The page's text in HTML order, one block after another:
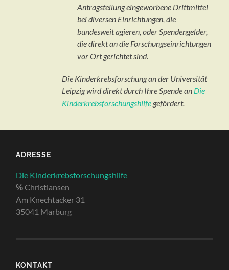
Antragstellung eingeworbene Drittmittel
bei diversen Einrichtungen, die
bundesweit agieren, oder Spendengelder,
die direkt an die Forschungseinrichtungen
vor Ort gerichtet sind.
Die Kinderkrebsforschung an der Universität
Leipzig wird direkt durch Ihre Spende an Die
Kinderkrebsforschungshilfe gefördert.
ADRESSE
Die Kinderkrebsforschungshilfe
℅Christiansen
Am Knechtacker 31
35041 Marburg
KONTAKT